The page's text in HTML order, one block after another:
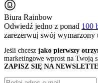
Biura Rainbow
Odwiedź jedno z ponad 100
zarezerwuj swój wymarzony
Jeśli chcesz jako pierwszy
marketingowe wprost na Twoją
ZAPISZ SIĘ NA